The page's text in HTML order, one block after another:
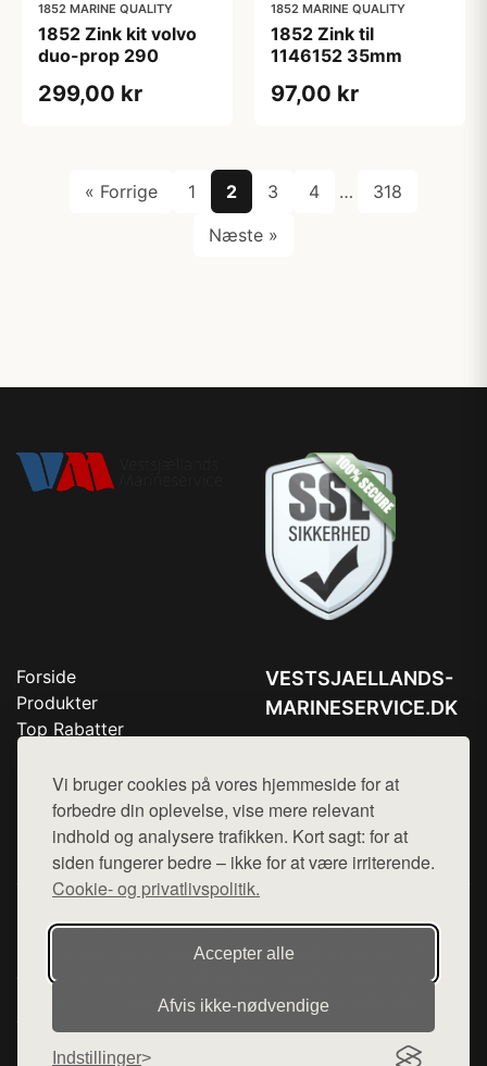
Vi bruger cookies på vores hjemmeside for at
forbedre din oplevelse, vise mere relevant
indhold og analysere trafikken. Kort sagt: for at
siden fungerer bedre – ikke for at være irriterende.
Cookie- og privatlivspolitik.
Accepter alle
Afvis ikke‑nødvendige
Indstillinger
1852 MARINE QUALITY
1852 Zink kit volvo
duo-prop 290
299,00 kr
1852 MARINE QUALITY
1852 Zink til
1146152 35mm
97,00 kr
« Forrige 1 2 3 4 …
318
Næste »
Forside
Produkter
Top Rabatter
Kontakt
VESTSJAELLANDS-
MARINESERVICE.DK
Mail:hej@want.dk
Cookie- og privatlivspolitik
Denne side er en del af want.dk, der udgiver en række
hjemmesider med præsentation af forskellige produkter fra
diverse webshops. Der sælges ikke varer fra denne side - vi
henviser til de shops, som sælger varen. Vi har heller ikke
varerne på lager.